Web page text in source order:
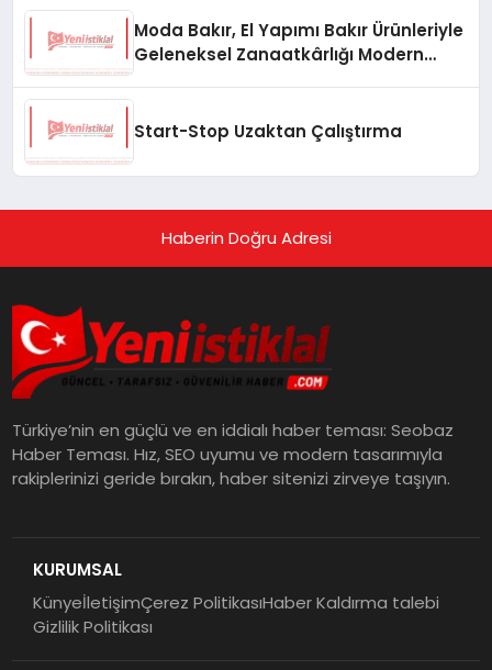
Moda Bakır, El Yapımı Bakır Ürünleriyle
Geleneksel Zanaatkârlığı Modern
Start-Stop Uzaktan Çalıştırma
Haberin Doğru Adresi
Türkiye’nin en güçlü ve en iddialı haber teması: Seobaz
Haber Teması. Hız, SEO uyumu ve modern tasarımıyla
rakiplerinizi geride bırakın, haber sitenizi zirveye taşıyın.
KURUMSAL
KünyeİletişimÇerez PolitikasıHaber Kaldırma talebi
Gizlilik Politikası